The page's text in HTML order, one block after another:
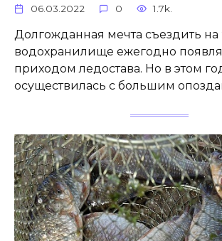
06.03.2022 0 1.7k.
Долгожданная мечта съездить на
водохранилище ежегодно
приходом ледостава. Но в этом
осуществилась с большим